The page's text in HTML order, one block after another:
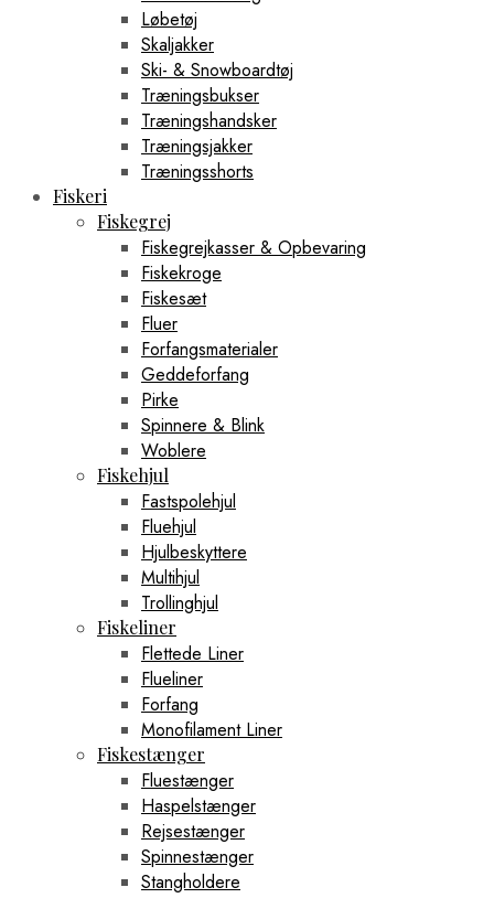
Løbetøj
Skaljakker
Ski- & Snowboardtøj
Træningsbukser
Træningshandsker
Træningsjakker
Træningsshorts
Fiskeri
Fiskegrej
Fiskegrejkasser & Opbevaring
Fiskekroge
Fiskesæt
Fluer
Forfangsmaterialer
Geddeforfang
Pirke
Spinnere & Blink
Woblere
Fiskehjul
Fastspolehjul
Fluehjul
Hjulbeskyttere
Multihjul
Trollinghjul
Fiskeliner
Flettede Liner
Flueliner
Forfang
Monofilament Liner
Fiskestænger
Fluestænger
Haspelstænger
Rejsestænger
Spinnestænger
Stangholdere